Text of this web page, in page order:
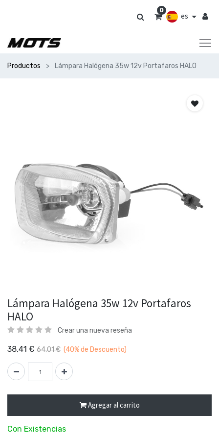
es
0
Productos Lámpara Halógena 35w 12v Portafaros HALO
Lámpara Halógena 35w 12v Portafaros
HALO
Crear una nueva reseña
38,41 € 64,01€ (40%de Descuento)
Agregar al carrito
Con Existencias